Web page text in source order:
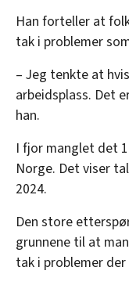
Han forteller at
tak i problemer
– Jeg tenkte at
arbeidsplass. Det
han.
I fjor manglet det
Norge. Det viser
2024.
Den store
grunnene til at
tak i problemer der